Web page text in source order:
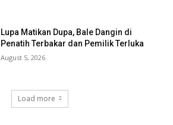
Lupa Matikan Dupa, Bale Dangin di
Penatih Terbakar dan Pemilik Terluka
August 5, 2026
Load more